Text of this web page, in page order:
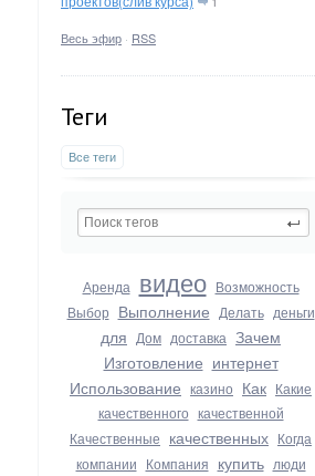
Весь эфир · RSS
Теги
Все теги
Аренда видео Возможность
Выбор Выполнение Делать деньги
для Дом доставка Зачем
Изготовление интернет
Использование казино Как Какие
качественного качественной
Качественные качественных Когда
компании Компания купить люди